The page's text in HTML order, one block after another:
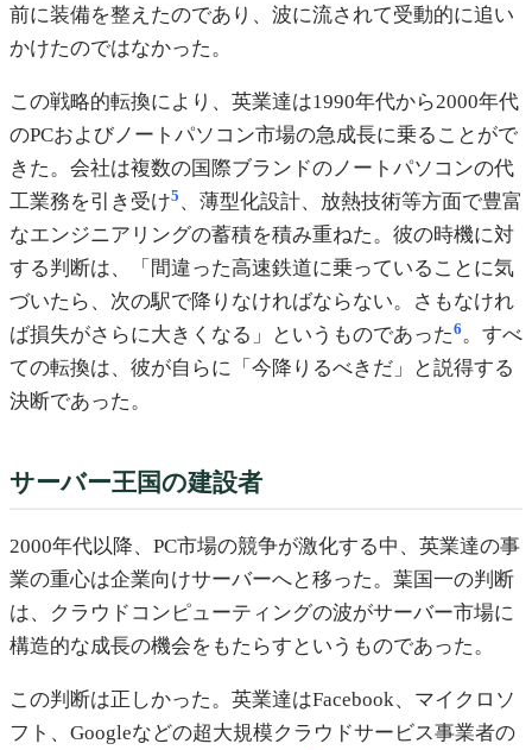
前に装備を整えたのであり、波に流されて受動的に追い
かけたのではなかった。
この戦略的転換により、英業達は1990年代から2000年代
のPCおよびノートパソコン市場の急成長に乗ることがで
きた。会社は複数の国際ブランドのノートパソコンの代
工業務を引き受け5 、薄型化設計、放熱技術等方面で豊富
なエンジニアリングの蓄積を積み重ねた。彼の時機に対
する判断は、「間違った高速鉄道に乗っていることに気
づいたら、次の駅で降りなければならない。さもなけれ
ば損失がさらに大きくなる」というものであった6。すべ
ての転換は、彼が自らに「今降りるべきだ」と説得する
決断であった。
サーバー王国の建設者
2000年代以降、PC市場の競争が激化する中、英業達の事
業の重心は企業向けサーバーへと移った。葉国一の判断
は、クラウドコンピューティングの波がサーバー市場に
構造的な成長の機会をもたらすというものであった。
この判断は正しかった。英業達はFacebook、マイクロソ
フト、Googleなどの超大規模クラウドサービス事業者の